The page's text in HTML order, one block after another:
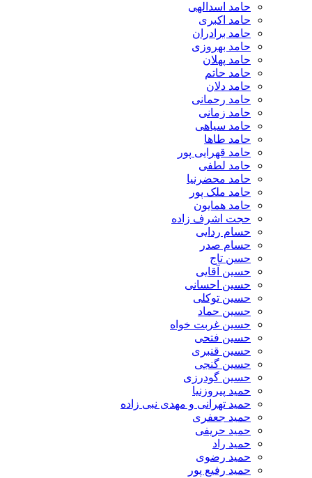
حامد اسدالهی
حامد اکبری
حامد برادران
حامد بهروزی
حامد پهلان
حامد حاتم
حامد دلان
حامد رحمانی
حامد زمانی
حامد سیاهی
حامد طاها
حامد قهرایی پور
حامد لطفی
حامد محضرنیا
حامد ملک پور
حامد همایون
حجت اشرف زاده
حسام ردایی
حسام صدر
حسن تاج
حسین آقایی
حسین احسانی
حسین توکلی
حسین حماد
حسین غربت خواه
حسین فتحی
حسین قنبری
حسین گنجی
حسین گودرزی
حمید پیروزنیا
حمید تهرانی و مهدی نبی زاده
حمید جعفری
حمید حریفی
حمید راد
حمید رضوی
حمید رفیع پور